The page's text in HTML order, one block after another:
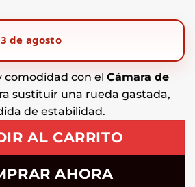
de agosto
comodidad con el Cámara de
sustituir una rueda gastada,
de estabilidad.
AL CARRITO
AHORA